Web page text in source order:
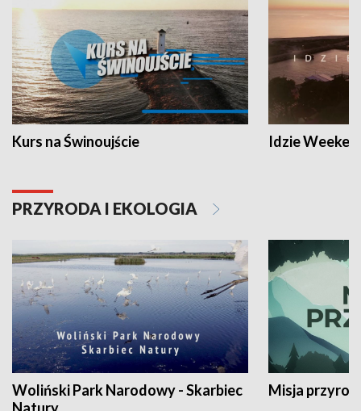
Kurs na Świnoujście Idzie
PRZYRODA I EKOLOGIA
Woliński Park Narodowy - Skarbiec
Misja